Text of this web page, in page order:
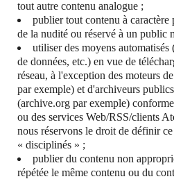
tout autre contenu analogue ;
publier tout contenu à
de la nudité ou réservé à un public
utiliser des moyens
de données, etc.) en vue de
réseau, à l'exception des moteurs
par exemple) et d'archiveurs
(archive.org par exemple)
ou des services Web/RSS/clients
nous réservons le droit de définir
« disciplinés » ;
publier du contenu non
répétée le même contenu ou du